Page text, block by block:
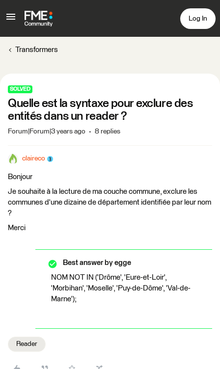
Log In
Transformers
SOLVED
Quelle est la syntaxe pour exclure des
entités dans un reader ?
Forum|Forum|3 years ago 8 replies
claireco
Bonjour
Je souhaite à la lecture de ma couche commune, exclure les
communes d'une dizaine de département identifiée par leur nom
?
Merci
Best answer by egge
NOM NOT IN ('Drôme', 'Eure-et-Loir',
'Morbihan', 'Moselle', 'Puy-de-Dôme', 'Val-de-
Marne');
Reader